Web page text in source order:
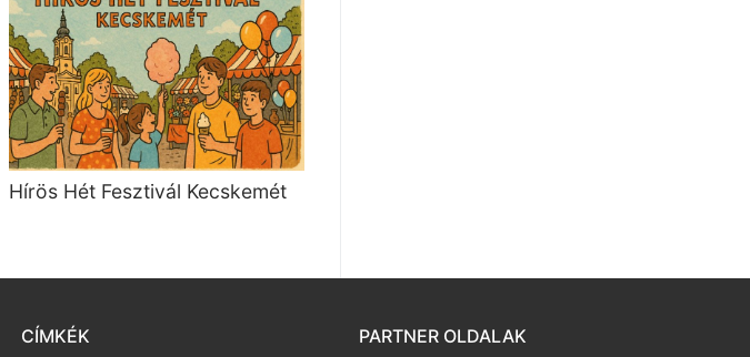
Hírös Hét Fesztivál Kecskemét
CÍMKÉK PARTNER OLDALAK